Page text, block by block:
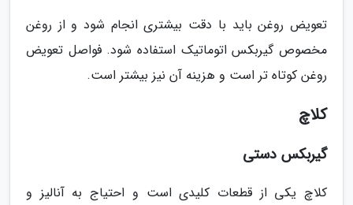
تعویض روغن باید با دقت بیشتری انجام شود و از روغن
مخصوص گیربکس اتوماتیک استفاده شود. فواصل تعویض
روغن کوتاه تر است و هزینه آن نیز بیشتر است.
کلاچ
گیربکس دستی
کلاچ یکی از قطعات کلیدی است و احتیاج به آنالیز و